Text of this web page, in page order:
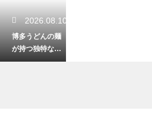
2026.08.10
博多うどんの麺
が持つ独特な柔
らかさの深い理